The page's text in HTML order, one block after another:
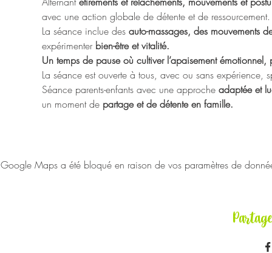
avec une action globale de détente et de ressourcement.
La séance inclue des auto-massages, des mouvements
expérimenter bien-être et vitalité.
Un temps de pause où cultiver l’apaisement émotionnel,
La séance est ouverte à tous, avec ou sans expérience,
Séance parents-enfants avec une approche adaptée et
un moment de partage et de détente en famille.
Google Maps a été bloqué en raison de vos paramètres de